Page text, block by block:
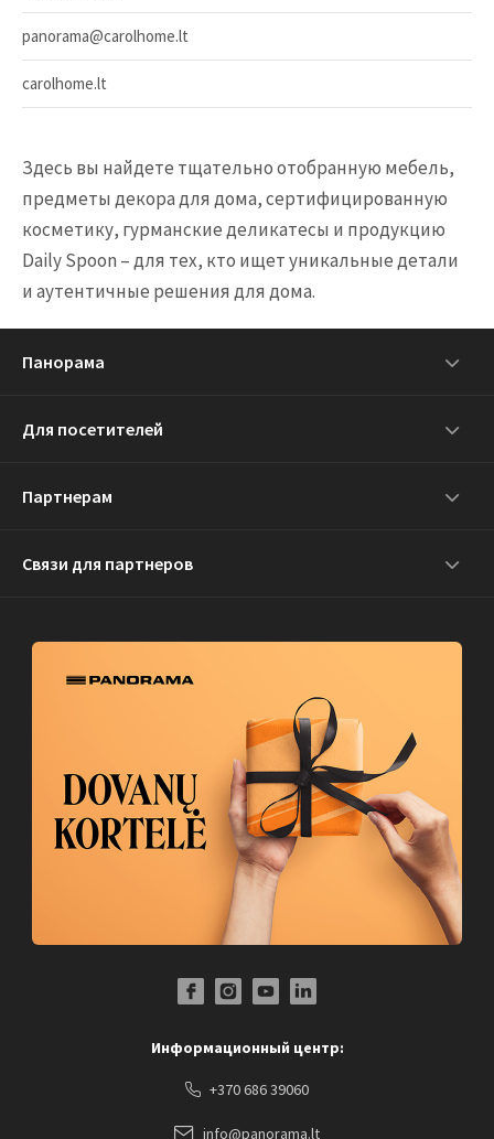
panorama@carolhome.lt
carolhome.lt
Здесь вы найдете тщательно отобранную мебель,
предметы декора для дома, сертифицированную
косметику, гурманские деликатесы и продукцию
Daily Spoon – для тех, кто ищет уникальные детали
и аутентичные решения для дома.
Панорама
Для посетителей
Партнерам
Связи для партнеров
Информационный центр:
+370 686 39060
info@panorama.lt